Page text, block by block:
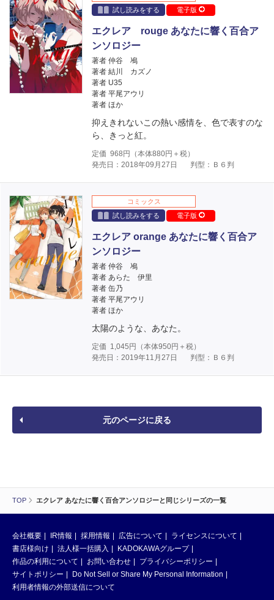
TOP エクレア あなたに響く百合アンソロジーと同じシリーズの一覧
試し読みをする
電子版
エクレア rouge あなたに響く百合ア
ンソロジー
著者 仲谷 鳰
著者 結川 カズノ
著者 U35
著者 平尾アウリ
著者 ほか
抑えきれないこの熱い感情を、色で表すのな
ら、きっと紅。
定価 968 円（本体880円＋税）
発売日：2018年09月27日
判型：Ｂ６判
コミックス
試し読みをする
電子版
エクレア orange あなたに響く百合ア
ンソロジー
著者 仲谷 鳰
著者 あらた 伊里
著者 缶乃
著者 平尾アウリ
著者 ほか
太陽のような、あなた。
定価 1,045 円（本体950円＋税）
発売日：2019年11月27日
判型：Ｂ６判
元のページに戻る
会社概要 IR情報 採用情報 広告について
ライセンスについて
書店様向け
法人様一括購入
KADOKAWAグループ
作品の利用について
お問い合わせ
プライバシーポリシー
サイトポリシー
Do Not Sell or Share My Personal Information
利用者情報の外部送信について